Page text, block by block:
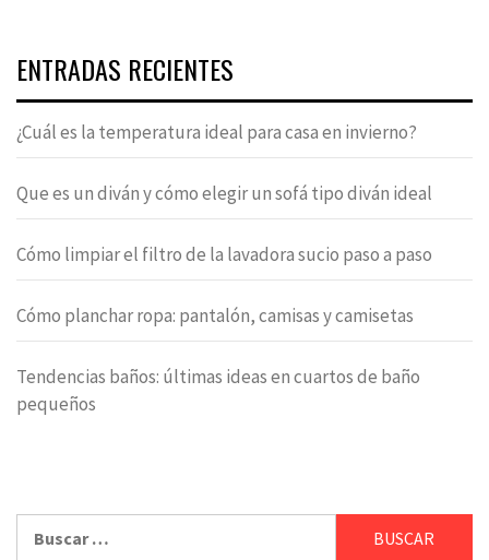
ENTRADAS RECIENTES
¿Cuál es la temperatura ideal para casa en invierno?
Que es un diván y cómo elegir un sofá tipo diván ideal
Cómo limpiar el filtro de la lavadora sucio paso a paso
Cómo planchar ropa: pantalón, camisas y camisetas
Tendencias baños: últimas ideas en cuartos de baño
pequeños